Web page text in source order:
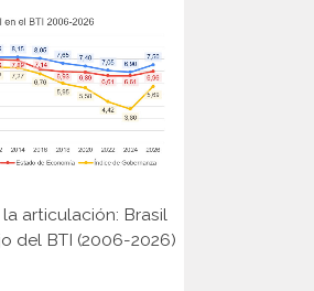
articulación: Brasil
del BTI (2006-2026)